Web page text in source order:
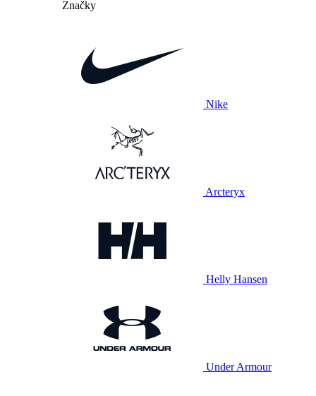
Značky
Nike
Arcteryx
Helly Hansen
Under Armour